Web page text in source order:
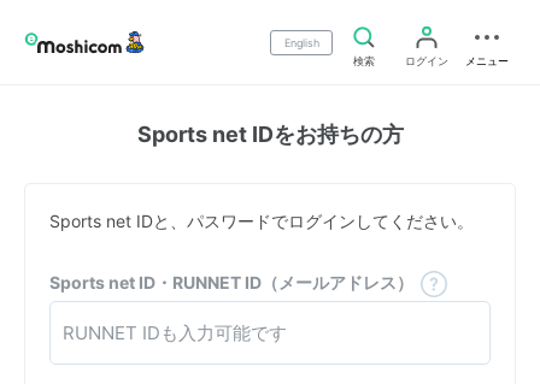
English
検索
ログイン メニュー
Sports net IDをお持ちの方
Sports net IDと、パスワードでログインしてください。
Sports net ID・RUNNET ID（メールアドレス）